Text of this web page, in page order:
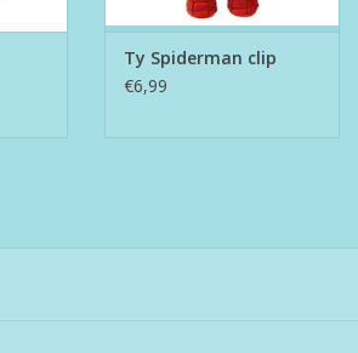
Ty Spiderman clip
€6,99